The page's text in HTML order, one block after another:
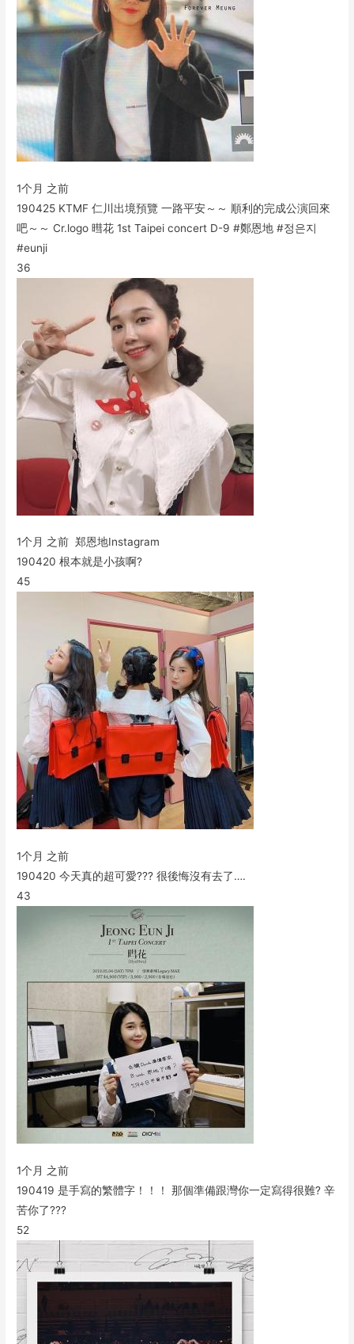
1个月 之前
190425 KTMF 仁川出境預覽 一路平安～～ 順利的完成公演回來
吧～～ Cr.logo 暳花 1st Taipei concert D-9 #鄭恩地 #정은지
#eunji
36
1个月 之前 郑恩地Instagram
190420 根本就是小孩啊?
45
1个月 之前
190420 今天真的超可愛??? 很後悔沒有去了….
43
1个月 之前
190419 是手寫的繁體字！！！ 那個準備跟灣你一定寫得很難? 辛
苦你了???
52